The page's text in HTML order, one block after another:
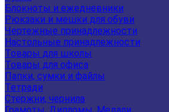
Блокноты и ежедневники
Рюкзаки и мешки для обуви
Чертежные принадлежности
Настольные принадлежности
Товары для школы
Товары для офиса
Папки, сумки и файлы
Тетради
Стержни, чернила